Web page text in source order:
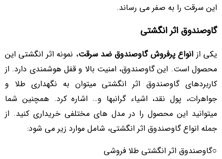
این سرقت را به صفر می رساند.
گاوصندوق اثر انگشتی
یکی از انواع پرفروش گاوصندوق ضد سرقت، نمونه اثر انگشتی این
محصول است. این گاوصندوق، امنیت بالا و قفل هوشمندی دارد. از
کاربردهای گاوصندوق اثر انگشتی میتوان به نگهداری طلا و
جواهرات، پول نقد، اشیاء گرانبها و… اشاره کرد. همچنین شما
میتوانید این محصول را در مدل های مختلفی خریداری کنید. از
جمله انواع گاوصندوق اثر انگشتی، شامل موارد زیر می شود:
○گاوصندوق اثر انگشتی طلا فروشی